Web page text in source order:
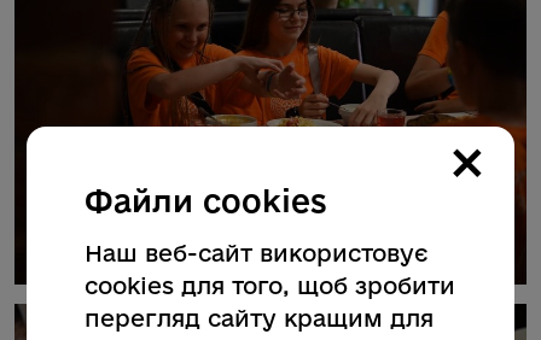
×
Файли cookies
Наш веб-сайт використовує
cookies для того, щоб зробити
перегляд сайту кращим для